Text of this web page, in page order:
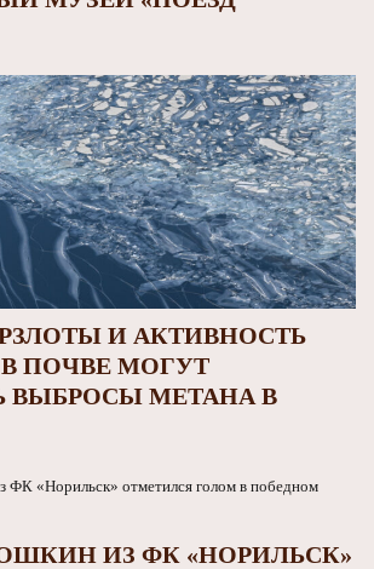
И АКТИВНОСТЬ
ПОЧВЕ МОГУТ
ВЫБРОСЫ МЕТАНА В
ИЗ ФК «НОРИЛЬСК»